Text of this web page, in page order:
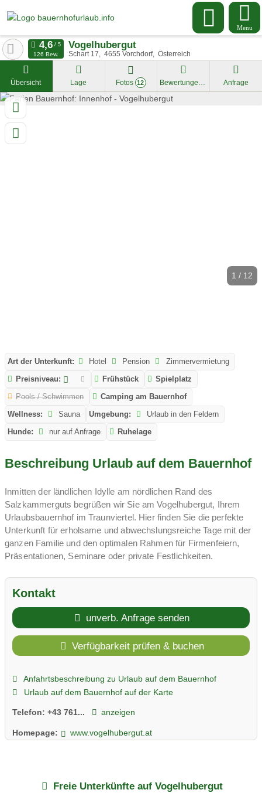
Menu
Vogelhubergut
Schart 17 4655 Vorchdorf Österreich
126 Bew.
Übersicht Lage Fotos 12 Bewertungen Anfrage
1 / 12
Art der Unterkunft: Hotel Pension
Zimmervermietung
Preisniveau:
Frühstück
Spielplatz
Pools / Schwimmen
Camping am Bauernhof
Wellness:
Sauna Umgebung:
Urlaub in den Feldern
Hunde:
nur auf Anfrage Ruhelage
Beschreibung Urlaub auf dem Bauernhof
Inmitten der ländlichen Idylle am nördlichen Rand des
Salzkammerguts begrüßen wir Sie am Vogelhubergut, Ihrem
Urlaubsbauernhof im Traunviertel. Hier finden Sie die perfekte
Unterkunft für erholsame und abwechslungsreiche Tage mit der
ganzen Familie und den optimalen Rahmen für Firmenfeiern,
Präsentationen, Seminare oder private Festlichkeiten.
Kontakt
unverb. Anfrage senden
Verfügbarkeit prüfen & buchen
Anfahrtsbeschreibung zu Urlaub auf dem Bauernhof
Urlaub auf dem Bauernhof auf der Karte
Telefon: +43 761... anzeigen
Homepage: www.vogelhubergut.at
Freie Unterkünfte auf Vogelhubergut